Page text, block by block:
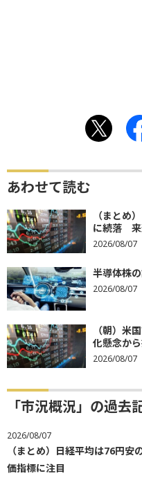
あわせて読む
（まとめ
に続落 来
2026/08/07
半導体株
2026/08/07
（朝）米
化懸念か
2026/08/07
「市況概況」の過去
2026/08/07
（まとめ）日経平均は76円
価指標に注目